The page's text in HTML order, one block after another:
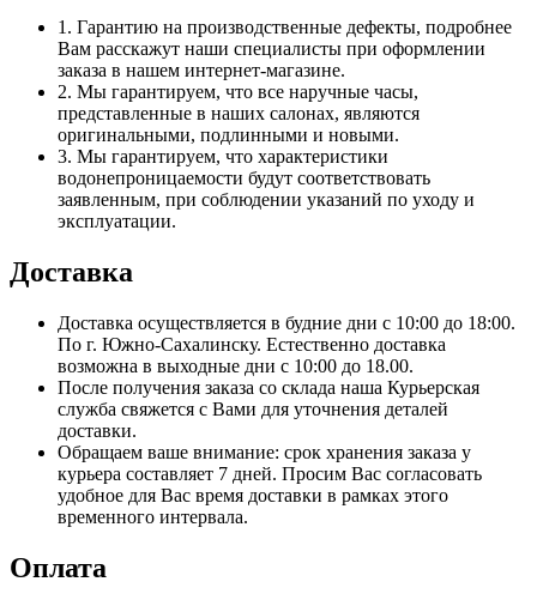
1. Гарантию на производственные дефекты, подробнее
Вам расскажут наши специалисты при оформлении
заказа в нашем интернет-магазине.
2. Мы гарантируем, что все наручные часы,
представленные в наших салонах, являются
оригинальными, подлинными и новыми.
3. Мы гарантируем, что характеристики
водонепроницаемости будут соответствовать
заявленным, при соблюдении указаний по уходу и
эксплуатации.
Доставка
Доставка осуществляется в будние дни с 10:00 до 18:00.
По г. Южно-Сахалинску. Естественно доставка
возможна в выходные дни с 10:00 до 18.00.
После получения заказа со склада наша Курьерская
служба свяжется с Вами для уточнения деталей
доставки.
Обращаем ваше внимание: срок хранения заказа у
курьера составляет 7 дней. Просим Вас согласовать
удобное для Вас время доставки в рамках этого
временного интервала.
Оплата